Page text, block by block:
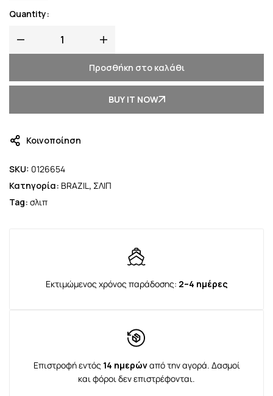
Quantity:
Προσθήκη στο καλάθι
BUY IT NOW
Κοινοποίηση
SKU: 0126654
Κατηγορία: BRAZIL, ΣΛΙΠ
Tag: σλιπ
Εκτιμώμενος χρόνος παράδοσης: 2–4 ημέρες
Επιστροφή εντός 14 ημερώναπό την αγορά. Δασμοί
και φόροι δεν επιστρέφονται.